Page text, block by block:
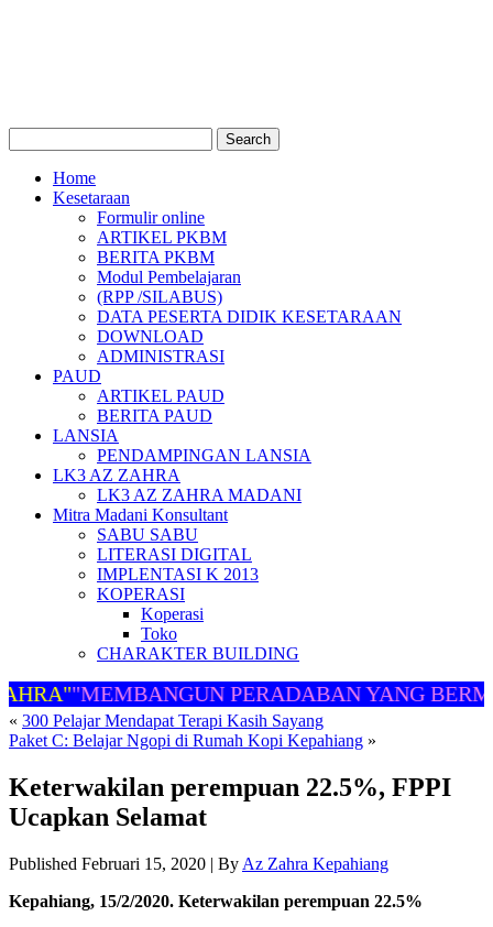
Home
Kesetaraan
Formulir online
ARTIKEL PKBM
BERITA PKBM
Modul Pembelajaran
(RPP /SILABUS)
DATA PESERTA DIDIK KESETARAAN
DOWNLOAD
ADMINISTRASI
PAUD
ARTIKEL PAUD
BERITA PAUD
LANSIA
PENDAMPINGAN LANSIA
LK3 AZ ZAHRA
LK3 AZ ZAHRA MADANI
Mitra Madani Konsultant
SABU SABU
LITERASI DIGITAL
IMPLENTASI K 2013
KOPERASI
Koperasi
Toko
CHARAKTER BUILDING
"MEMBANGUN PERADABAN YANG
« 300 Pelajar Mendapat Terapi Kasih Sayang
Paket C: Belajar Ngopi di Rumah Kopi Kepahiang »
Keterwakilan perempuan 22.5%, FPPI
Ucapkan Selamat
Published Februari 15, 2020 | By Az Zahra Kepahiang
Kepahiang, 15/2/2020. Keterwakilan perempuan 22.5%